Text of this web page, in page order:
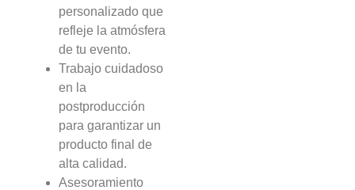
personalizado que
refleje la atmósfera
de tu evento.
Trabajo cuidadoso
en la
postproducción
para garantizar un
producto final de
alta calidad.
Asesoramiento